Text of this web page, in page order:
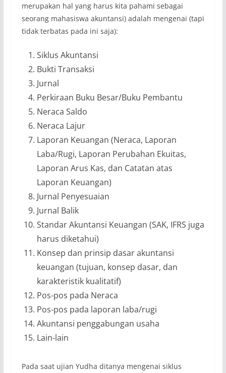
merupakan hal yang harus kita pahami sebagai
seorang mahasiswa akuntansi) adalah mengenai (tapi
tidak terbatas pada ini saja):
Siklus Akuntansi
Bukti Transaksi
Jurnal
Perkiraan Buku Besar/Buku Pembantu
Neraca Saldo
Neraca Lajur
Laporan Keuangan (Neraca, Laporan
Laba/Rugi, Laporan Perubahan Ekuitas,
Laporan Arus Kas, dan Catatan atas
Laporan Keuangan)
Jurnal Penyesuaian
Jurnal Balik
Standar Akuntansi Keuangan (SAK, IFRS juga
harus diketahui)
Konsep dan prinsip dasar akuntansi
keuangan (tujuan, konsep dasar, dan
karakteristik kualitatif)
Pos-pos pada Neraca
Pos-pos pada laporan laba/rugi
Akuntansi penggabungan usaha
Lain-lain
Pada saat ujian Yudha ditanya mengenai siklus